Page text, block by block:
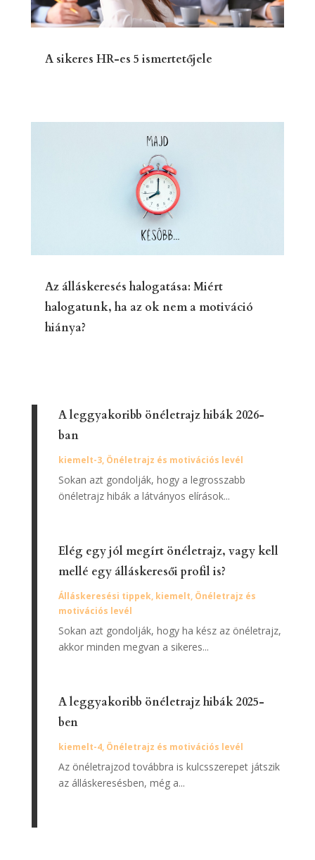
A sikeres HR-es 5 ismertetőjele
Az álláskeresés halogatása: Miért
halogatunk, ha az ok nem a motiváció
hiánya?
A leggyakoribb önéletrajz hibák 2026-
ban
kiemelt-3, Önéletrajz és motivációs levél
Sokan azt gondolják, hogy a legrosszabb
önéletrajz hibák a látványos elírások...
Elég egy jól megírt önéletrajz, vagy kell
mellé egy álláskeresői profil is?
Álláskeresési tippek, kiemelt, Önéletrajz és
motivációs levél
Sokan azt gondolják, hogy ha kész az önéletrajz,
akkor minden megvan a sikeres...
A leggyakoribb önéletrajz hibák 2025-
ben
kiemelt-4, Önéletrajz és motivációs levél
Az önéletrajzod továbbra is kulcsszerepet játszik
az álláskeresésben, még a...